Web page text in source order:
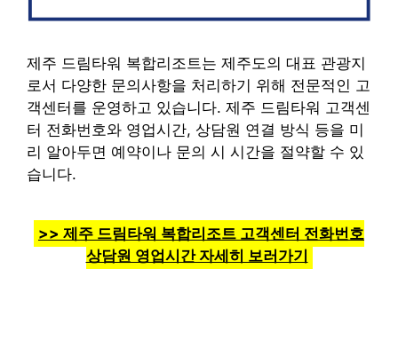
제주 드림타워 복합리조트는 제주도의 대표 관광지
로서 다양한 문의사항을 처리하기 위해 전문적인 고
객센터를 운영하고 있습니다. 제주 드림타워 고객센
터 전화번호와 영업시간, 상담원 연결 방식 등을 미
리 알아두면 예약이나 문의 시 시간을 절약할 수 있
습니다.
>> 제주 드림타워 복합리조트 고객센터 전화번호
상담원 영업시간 자세히 보러가기